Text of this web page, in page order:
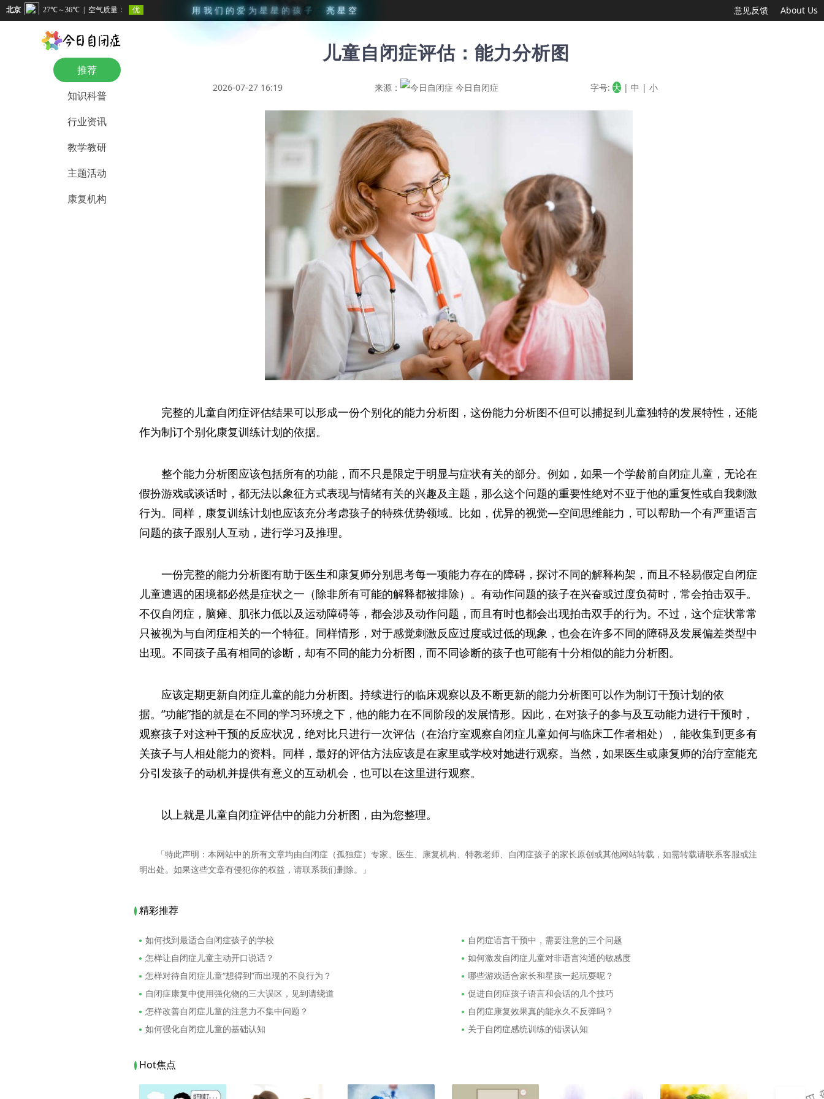
用 我 们 的 爱 为 星 星 的 孩 子 亮 星 空 意见反馈 About Us
推荐
知识科普
行业资讯
教学教研
主题活动
康复机构
儿童自闭症评估：能力分析图
2026-07-27 16:19 来源： 今日自闭症 字号: 大 | 中 | 小
完整的儿童自闭症评估结果可以形成一份个别化的能力分析图，这份能力分析图不但可以捕捉到儿童独特的发展特性，还能
作为制订个别化康复训练计划的依据。
整个能力分析图应该包括所有的功能，而不只是限定于明显与症状有关的部分。例如，如果一个学龄前自闭症儿童，无论在
假扮游戏或谈话时，都无法以象征方式表现与情绪有关的兴趣及主题，那么这个问题的重要性绝对不亚于他的重复性或自我刺激
行为。同样，康复训练计划也应该充分考虑孩子的特殊优势领域。比如，优异的视觉—空间思维能力，可以帮助一个有严重语言
问题的孩子跟别人互动，进行学习及推理。
一份完整的能力分析图有助于医生和康复师分别思考每一项能力存在的障碍，探讨不同的解释构架，而且不轻易假定自闭症
儿童遭遇的困境都必然是症状之一（除非所有可能的解释都被排除）。有动作问题的孩子在兴奋或过度负荷时，常会拍击双手。
不仅自闭症，脑瘫、肌张力低以及运动障碍等，都会涉及动作问题，而且有时也都会出现拍击双手的行为。不过，这个症状常常
只被视为与自闭症相关的一个特征。同样情形，对于感觉刺激反应过度或过低的现象，也会在许多不同的障碍及发展偏差类型中
出现。不同孩子虽有相同的诊断，却有不同的能力分析图，而不同诊断的孩子也可能有十分相似的能力分析图。
应该定期更新自闭症儿童的能力分析图。持续进行的临床观察以及不断更新的能力分析图可以作为制订干预计划的依
据。“功能”指的就是在不同的学习环境之下，他的能力在不同阶段的发展情形。因此，在对孩子的参与及互动能力进行干预时，
观察孩子对这种干预的反应状况，绝对比只进行一次评估（在治疗室观察自闭症儿童如何与临床工作者相处），能收集到更多有
关孩子与人相处能力的资料。同样，最好的评估方法应该是在家里或学校对她进行观察。当然，如果医生或康复师的治疗室能充
分引发孩子的动机并提供有意义的互动机会，也可以在这里进行观察。
以上就是儿童自闭症评估中的能力分析图，由为您整理。
「特此声明：本网站中的所有文章均由自闭症（孤独症）专家、医生、康复机构、特教老师、自闭症孩子的家长原创或其他网站转载，如需转载请联系客服或注
明出处。如果这些文章有侵犯你的权益，请联系我们删除。」
精彩推荐
如何找到最适合自闭症孩子的学校
怎样让自闭症儿童主动开口说话？
怎样对待自闭症儿童“想得到”而出现的不良行为？
自闭症康复中使用强化物的三大误区，见到请绕道
怎样改善自闭症儿童的注意力不集中问题？
如何强化自闭症儿童的基础认知
自闭症语言干预中，需要注意的三个问题
如何激发自闭症儿童对非语言沟通的敏感度
哪些游戏适合家长和星孩一起玩耍呢？
促进自闭症孩子语言和会话的几个技巧
自闭症康复效果真的能永久不反弹吗？
关于自闭症感统训练的错误认知
Hot焦点